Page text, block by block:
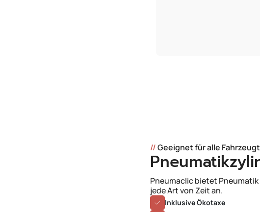
//Geeignet für alle
Pneumaclic bietet
jede Art von Zeit an.
Inklusive Ökotaxe